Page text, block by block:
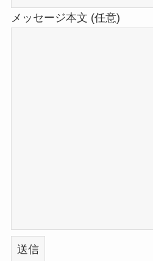
メッセージ本文 (任意)